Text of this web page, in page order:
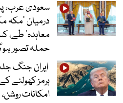
سعودی عرب،
درمیان ’مکہ
معاہدہ‘ طے،
حملہ تصور
ایران جنگ
ہرمز کھولنے
امکانات